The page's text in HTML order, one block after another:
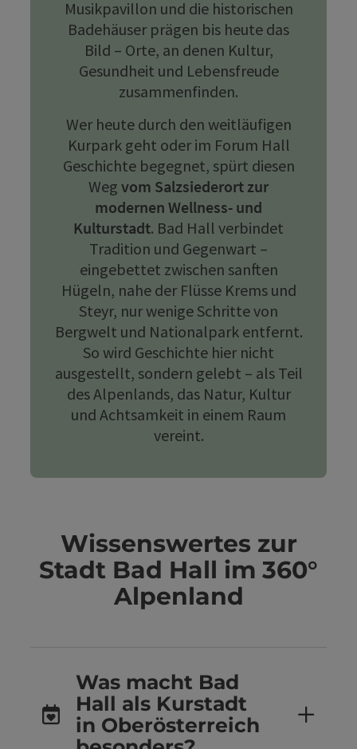
Musikpavillon und die historischen
Badehäuser prägen bis heute das
Bild – Orte, an denen Kultur,
Gesundheit und Lebensfreude
zusammenfinden.
Wer heute durch den weitläufigen
Kurpark geht oder im Forum Hall
Geschichte begegnet, spürt diesen
Weg vom Salzsiederort zur
modernen Wellness- und
Kulturstadt. Bad Hall verbindet
Tradition und Gegenwart –
eingebettet zwischen sanften
Hügeln, nahe der Flüsse Krems und
Steyr, nur wenige Schritte von
Bergwelt und Nationalpark entfernt.
So wird Geschichte hier nicht
ausgestellt, sondern gelebt – als Teil
des Alpenlands, das Natur, Kultur
und Achtsamkeit in einem Raum
vereint.
Wissenswertes zur
Stadt Bad Hall im 360°
Alpenland
Was macht Bad
Hall als Kurstadt
in Oberösterreich